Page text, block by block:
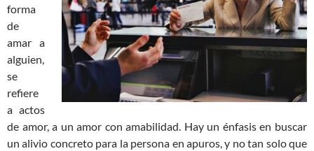
forma
de
amar a
alguien,
se
refiere
a actos
de amor, a un amor con amabilidad. Hay un énfasis en buscar
un alivio concreto para la persona en apuros, y no tan solo que